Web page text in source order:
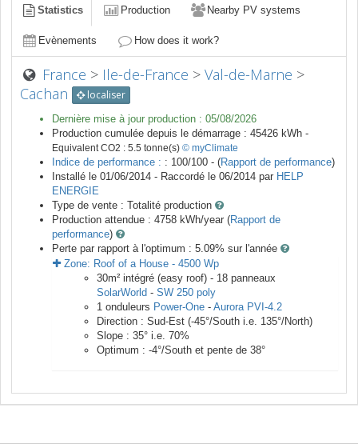
Statistics Production Nearby PV systems
Evènements How does it work?
France > Ile-de-France >Val-de-Marne >
Cachan
localiser
Dernière mise à jour production : 05/08/2026
Production cumulée depuis le démarrage : 45426 kWh -
Equivalent CO2 : 5.5 tonne(s) © myClimate
Indice de performance : : 100/100 - (Rapport de performance)
Installé le 01/06/2014 - Raccordé le 06/2014 par HELP
ENERGIE
Type de vente : Totalité production
Production attendue : 4758 kWh/year (Rapport de
performance)
Perte par rapport à l'optimum : 5.09% sur l'année
Zone: Roof of a House - 4500 Wp
30m² intégré (easy roof) - 18 panneaux
SolarWorld - SW 250 poly
1 onduleurs Power-One - Aurora PVI-4.2
Direction : Sud-Est (-45°/South i.e. 135°/North)
Slope : 35° i.e. 70%
Optimum : -4°/South et pente de 38°